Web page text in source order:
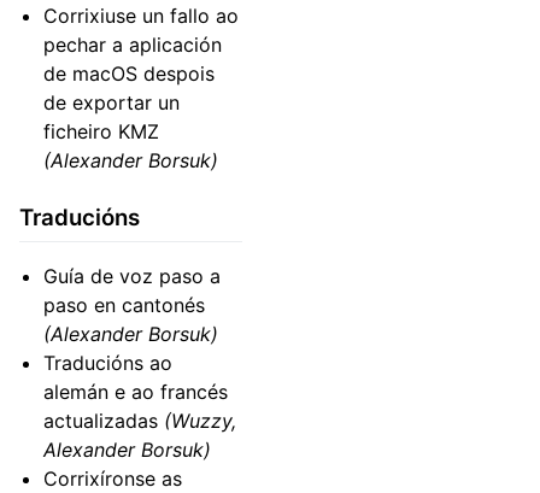
Corrixiuse un fallo ao
pechar a aplicación
de macOS despois
de exportar un
ficheiro KMZ
(Alexander Borsuk)
Traducións
Guía de voz paso a
paso en cantonés
(Alexander Borsuk)
Traducións ao
alemán e ao francés
actualizadas (Wuzzy,
Alexander Borsuk)
Corrixíronse as